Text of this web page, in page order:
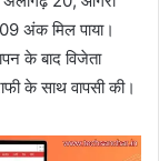
अंक मिल पाया।
के बाद विजेता
के साथ वापसी की।